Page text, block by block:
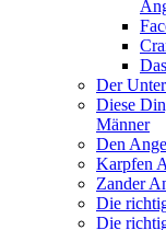
Der
Diese
Männer
Den
Karpfen
Zander
Die
Die